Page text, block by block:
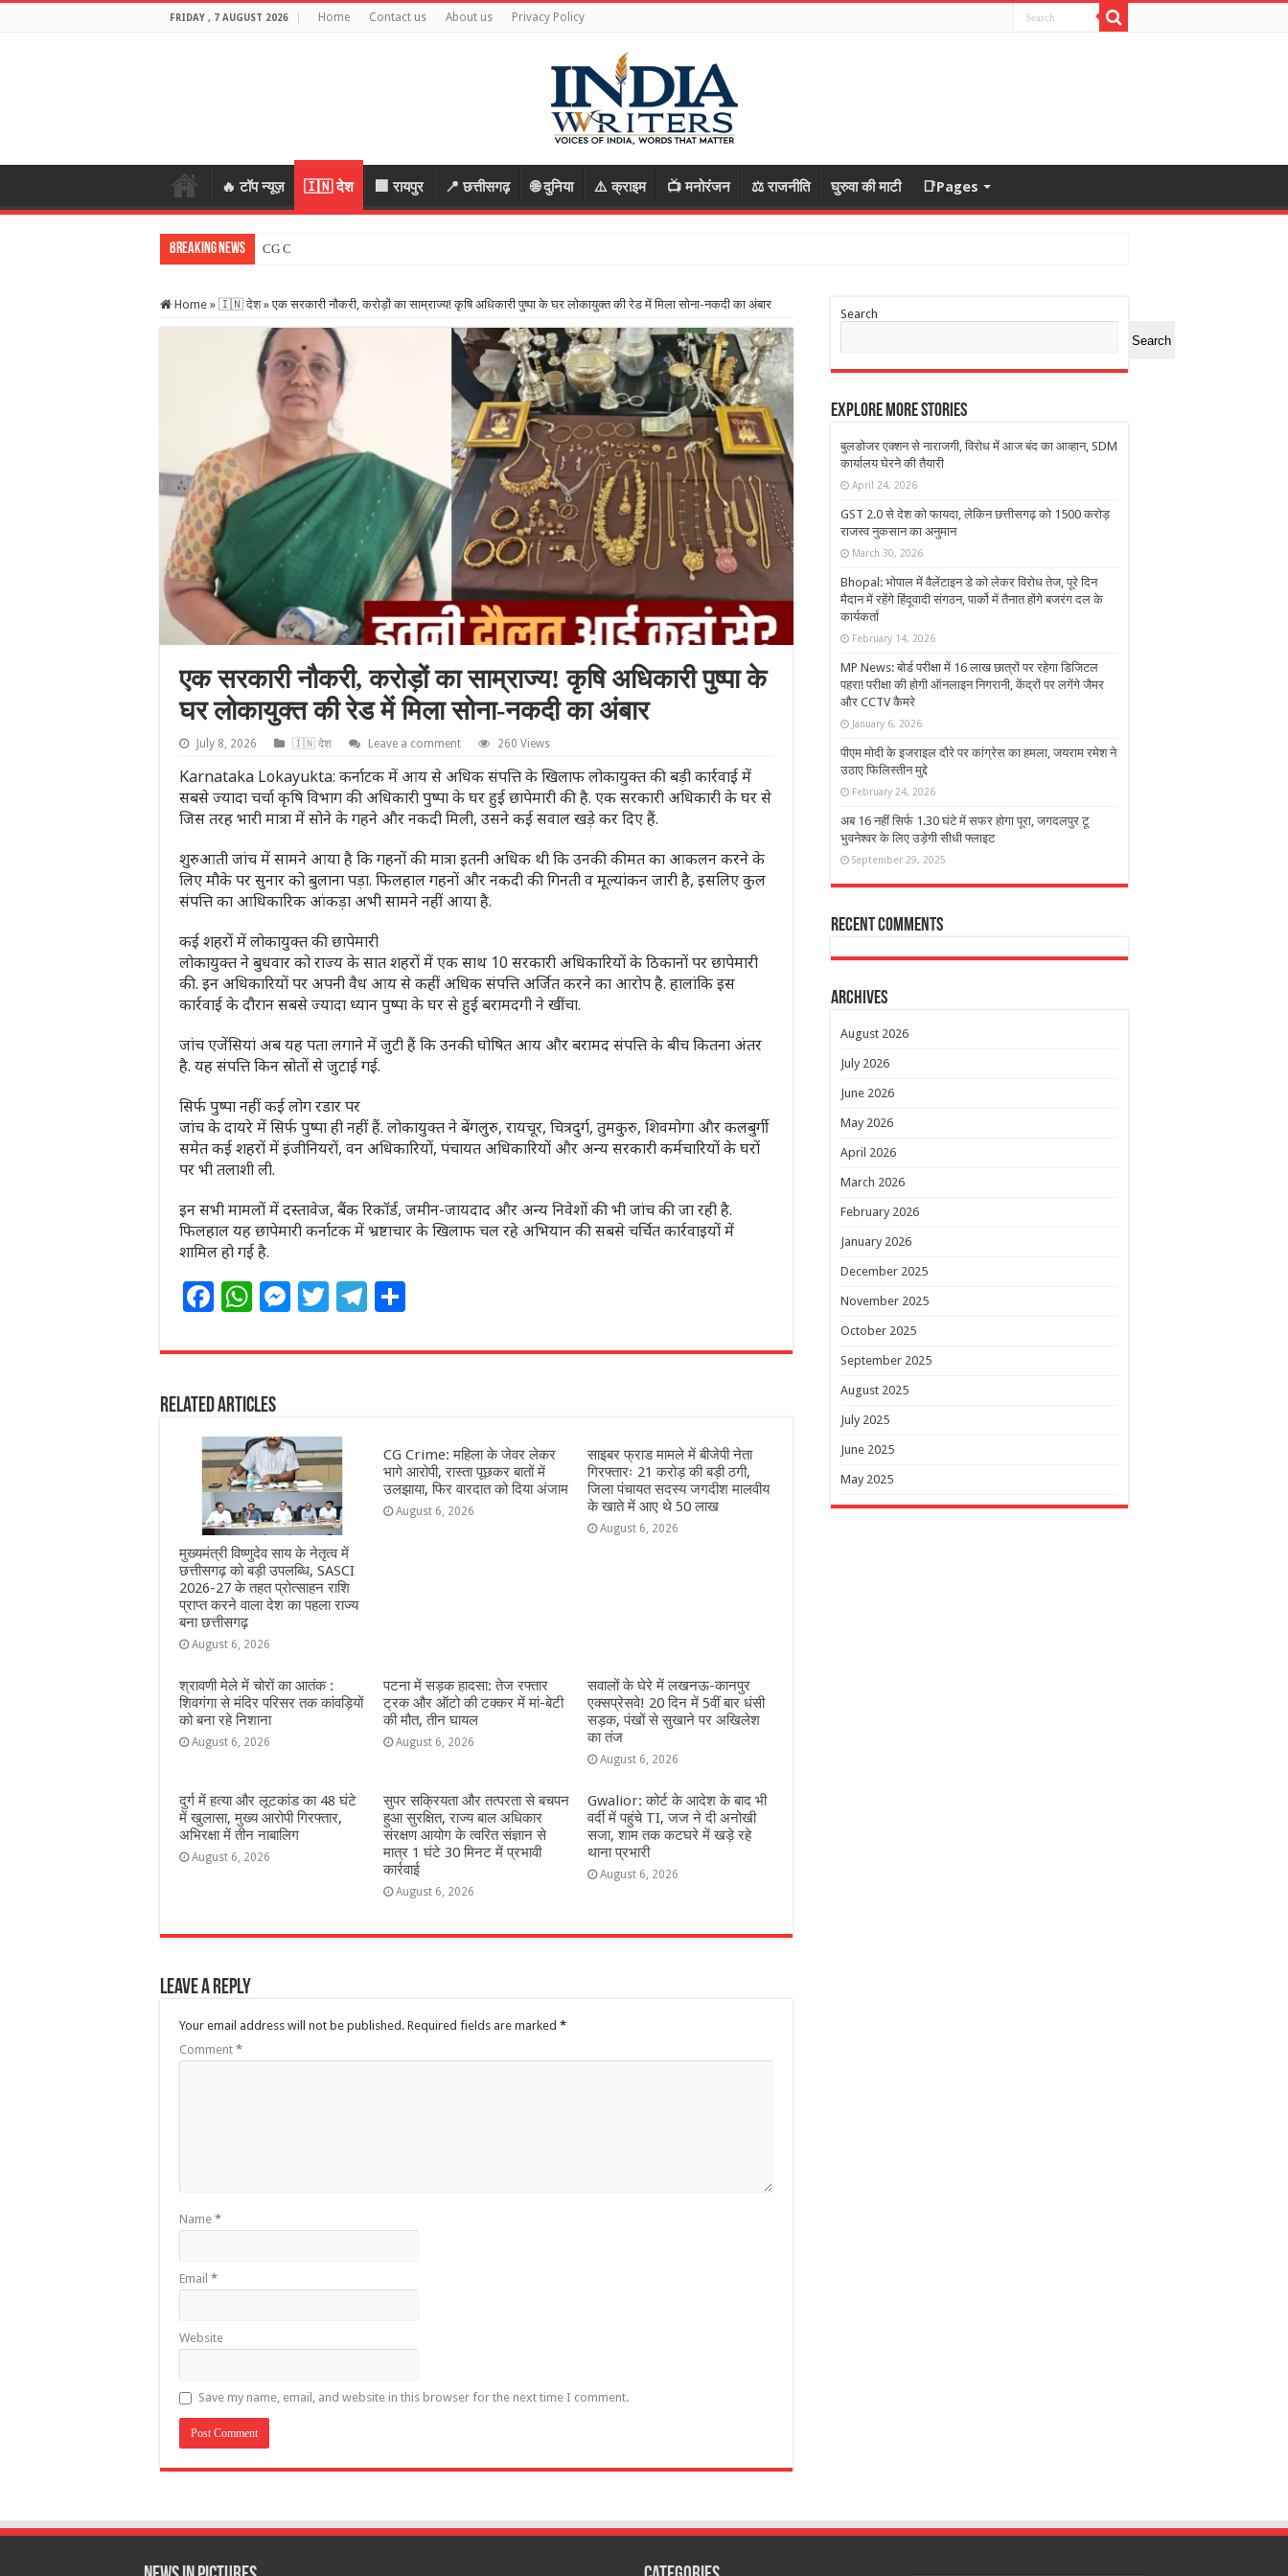
FRIDAY , 7 AUGUST 2026 Home Contact us About us Privacy Policy
🔥 टॉप न्यूज़ 🇮🇳 देश 🏢 रायपुर 📍 छत्तीसगढ़ 🌐 दुनिया ⚠️ क्राइम 📺 मनोरंजन ⚖️ राजनीति घुरुवा की माटी 📑Pages
Breaking News CG Crime: महिला के जेवर लेकर भागे आरोपी, रास
Home » 🇮🇳 देश » एक सरकारी नौकरी, करोड़ों का साम्राज्य! कृषि अधिकारी पुष्पा के घर लोकायुक्त की रेड में मिला सोना-नकदी का अंबार
एक सरकारी नौकरी, करोड़ों का साम्राज्य! कृषि अधिकारी पुष्पा के
घर लोकायुक्त की रेड में मिला सोना-नकदी का अंबार
July 8, 2026 🇮🇳 देश Leave a comment 260 Views
Karnataka Lokayukta: कर्नाटक में आय से अधिक संपत्ति के खिलाफ लोकायुक्त की बड़ी कार्रवाई में
सबसे ज्यादा चर्चा कृषि विभाग की अधिकारी पुष्पा के घर हुई छापेमारी की है. एक सरकारी अधिकारी के घर से
जिस तरह भारी मात्रा में सोने के गहने और नकदी मिली, उसने कई सवाल खड़े कर दिए हैं.
शुरुआती जांच में सामने आया है कि गहनों की मात्रा इतनी अधिक थी कि उनकी कीमत का आकलन करने के
लिए मौके पर सुनार को बुलाना पड़ा. फिलहाल गहनों और नकदी की गिनती व मूल्यांकन जारी है, इसलिए कुल
संपत्ति का आधिकारिक आंकड़ा अभी सामने नहीं आया है.
कई शहरों में लोकायुक्‍त की छापेमारी
लोकायुक्त ने बुधवार को राज्य के सात शहरों में एक साथ 10 सरकारी अधिकारियों के ठिकानों पर छापेमारी
की. इन अधिकारियों पर अपनी वैध आय से कहीं अधिक संपत्ति अर्जित करने का आरोप है. हालांकि इस
कार्रवाई के दौरान सबसे ज्यादा ध्यान पुष्पा के घर से हुई बरामदगी ने खींचा.
जांच एजेंसियां अब यह पता लगाने में जुटी हैं कि उनकी घोषित आय और बरामद संपत्ति के बीच कितना अंतर
है. यह संपत्ति किन स्रोतों से जुटाई गई.
स‍िर्फ पुष्‍पा नहीं कई लोग रडार पर
जांच के दायरे में सिर्फ पुष्पा ही नहीं हैं. लोकायुक्त ने बेंगलुरु, रायचूर, चित्रदुर्ग, तुमकुरु, शिवमोगा और कलबुर्गी
समेत कई शहरों में इंजीनियरों, वन अधिकारियों, पंचायत अधिकारियों और अन्य सरकारी कर्मचारियों के घरों
पर भी तलाशी ली.
इन सभी मामलों में दस्तावेज, बैंक रिकॉर्ड, जमीन-जायदाद और अन्य निवेशों की भी जांच की जा रही है.
फिलहाल यह छापेमारी कर्नाटक में भ्रष्टाचार के खिलाफ चल रहे अभियान की सबसे चर्चित कार्रवाइयों में
शामिल हो गई है.
F
c
e
b
o
o
k
W
at
s
A
p
p
M
ss
g
e
r
T
itt
T
e
m
ar
Related Articles
मुख्यमंत्री विष्णुदेव साय के नेतृत्व में
छत्तीसगढ़ को बड़ी उपलब्धि, SASCI
2026-27 के तहत प्रोत्साहन राशि
प्राप्त करने वाला देश का पहला राज्य
बना छत्तीसगढ़
August 6, 2026
CG Crime: महिला के जेवर लेकर
भागे आरोपी, रास्ता पूछकर बातों में
उलझाया, फिर वारदात को दिया अंजाम
August 6, 2026
साइबर फ्राड मामले में बीजेपी नेता
गिरफ्तारः 21 करोड़ की बड़ी ठगी,
जिला पंचायत सदस्य जगदीश मालवीय
के खाते में आए थे 50 लाख
August 6, 2026
श्रावणी मेले में चोरों का आतंक :
शिवगंगा से मंदिर परिसर तक कांवड़ियों
को बना रहे निशाना
August 6, 2026
पटना में सड़क हादसा: तेज रफ्तार
ट्रक और ऑटो की टक्कर में मां-बेटी
की मौत, तीन घायल
August 6, 2026
सवालों के घेरे में लखनऊ-कानपुर
एक्सप्रेसवे! 20 दिन में 5वीं बार धंसी
सड़क, पंखों से सुखाने पर अखिलेश
का तंज
August 6, 2026
दुर्ग में हत्या और लूटकांड का 48 घंटे
में खुलासा, मुख्य आरोपी गिरफ्तार,
अभिरक्षा में तीन नाबालिग
August 6, 2026
सुपर सक्रियता और तत्परता से बचपन
हुआ सुरक्षित, राज्य बाल अधिकार
संरक्षण आयोग के त्वरित संज्ञान से
मात्र 1 घंटे 30 मिनट में प्रभावी
कार्रवाई
August 6, 2026
Gwalior: कोर्ट के आदेश के बाद भी
वर्दी में पहुंचे TI, जज ने दी अनोखी
सजा, शाम तक कटघरे में खड़े रहे
थाना प्रभारी
August 6, 2026
Leave a Reply
Your email address will not be published. Required fields are marked *
Comment *
Name *
Email *
Website
Save my name, email, and website in this browser for the next time I comment.
Search
Search
Explore More Stories
बुलडोजर एक्शन से नाराजगी, विरोध में आज बंद का आव्हान, SDM
कार्यालय घेरने की तैयारी
April 24, 2026
GST 2.0 से देश को फायदा, लेकिन छत्तीसगढ़ को 1500 करोड़
राजस्व नुकसान का अनुमान
March 30, 2026
Bhopal: भोपाल में वैलेंटाइन डे काे लेकर विरोध तेज, पूरे दिन
मैदान में रहेंगे हिंदूवादी संगठन, पार्को में तैनात होंगे बजरंग दल के
कार्यकर्ता
February 14, 2026
MP News: बोर्ड परीक्षा में 16 लाख छात्रों पर रहेगा डिजिटल
पहरा! परीक्षा की होगी ऑनलाइन निगरानी, केंद्रों पर लगेंगे जैमर
और CCTV कैमरे
January 6, 2026
पीएम मोदी के इजराइल दौरे पर कांग्रेस का हमला, जयराम रमेश ने
उठाए फिलिस्तीन मुद्दे
February 24, 2026
अब 16 नहीं सिर्फ 1.30 घंटे में सफर होगा पूरा, जगदलपुर टू
भुवनेश्वर के लिए उड़ेगी सीधी फ्लाइट
September 29, 2025
Recent Comments
Archives
August 2026
July 2026
June 2026
May 2026
April 2026
March 2026
February 2026
January 2026
December 2025
November 2025
October 2025
September 2025
August 2025
July 2025
June 2025
May 2025